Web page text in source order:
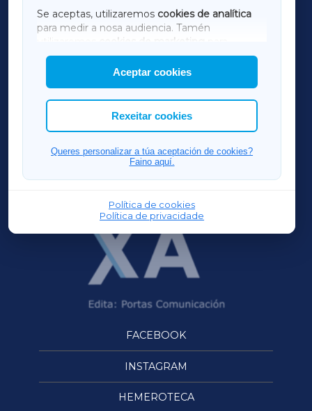
Se aceptas, utilizaremos cookies de analítica
para medir a nosa audiencia. Tamén
utilizaremos
cookies de marketing
mostrar publicidade de terceiros.
Así mesmo, podes personalizar a elección das
cookies que desexas permitir.
Aceptar cookies
Rexeitar cookies
Queres personalizar a túa aceptación de cookies?
Faino aquí.
Política de cookies
Política de privacidade
AMARIÑAXA
RIBEIRASACRAXA
ACORUÑAXA
FERROLXA
OURENSEXA
FACEBOOK
INSTAGRAM
HEMEROTECA